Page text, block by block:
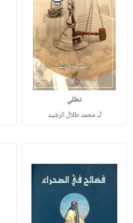
تطلي
لـ محمد طلال الرشيد